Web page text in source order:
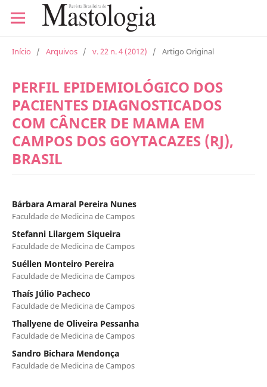
Início / Arquivos / v. 22 n. 4 (2012) / Artigo Original
PERFIL EPIDEMIOLÓGICO DOS
PACIENTES DIAGNOSTICADOS
COM CÂNCER DE MAMA EM
CAMPOS DOS GOYTACAZES (RJ),
BRASIL
Bárbara Amaral Pereira Nunes
Faculdade de Medicina de Campos
Stefanni Lilargem Siqueira
Faculdade de Medicina de Campos
Suéllen Monteiro Pereira
Faculdade de Medicina de Campos
Thaís Júlio Pacheco
Faculdade de Medicina de Campos
Thallyene de Oliveira Pessanha
Faculdade de Medicina de Campos
Sandro Bichara Mendonça
Faculdade de Medicina de Campos